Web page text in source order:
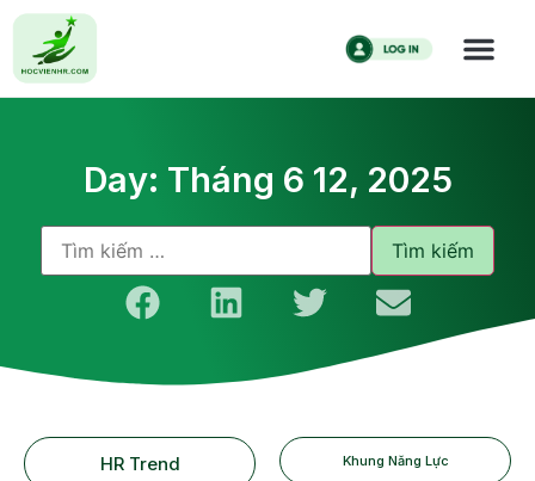
Day: Tháng 6 12, 2025
HR Trend Khung Năng Lực